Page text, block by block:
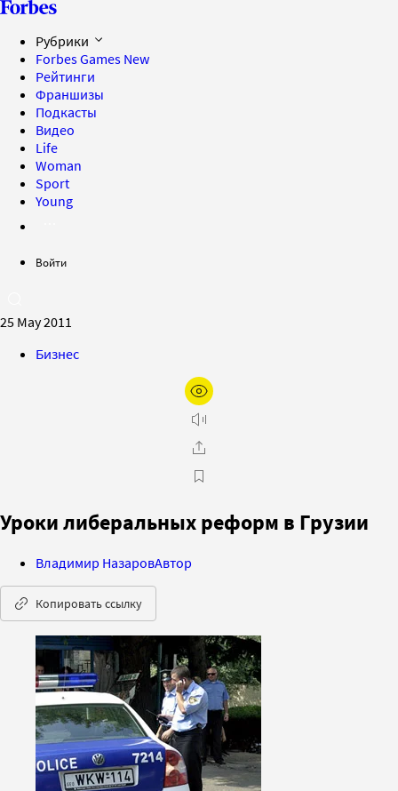
Рубрики
Forbes Games New
Рейтинги
Франшизы
Подкасты
Видео
Life
Woman
Sport
Young
Войти
25 May 2011
Бизнес
Уроки либеральных реформ в Грузии
Владимир НазаровАвтор
Копировать ссылку